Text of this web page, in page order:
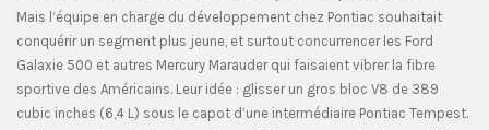
Mais l’équipe en charge du développement chez Pontiac souhaitait
conquérir un segment plus jeune, et surtout concurrencer les Ford
Galaxie 500 et autres Mercury Marauder qui faisaient vibrer la fibre
sportive des Américains. Leur idée : glisser un gros bloc V8 de 389
cubic inches (6,4 L) sous le capot d’une intermédiaire Pontiac Tempest.